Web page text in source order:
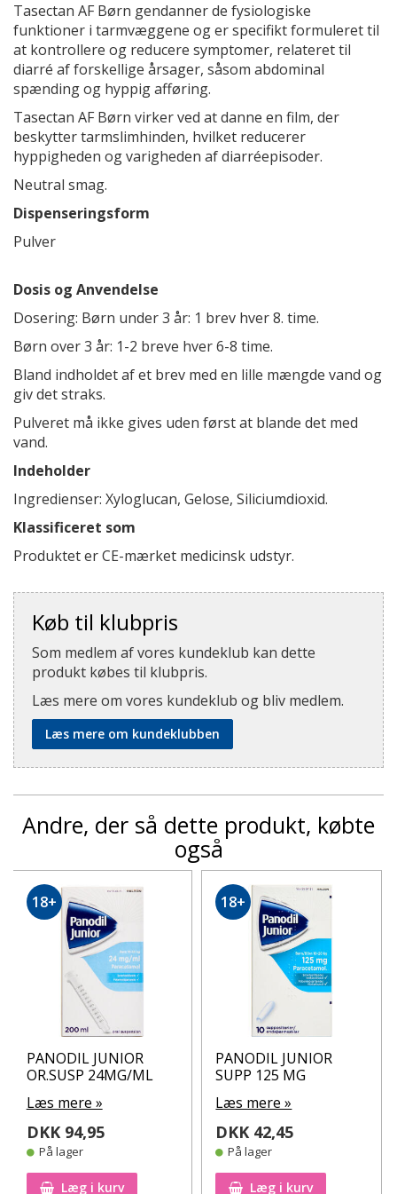
Tasectan AF Børn gendanner de fysiologiske
funktioner i tarmvæggene og er specifikt formuleret til
at kontrollere og reducere symptomer, relateret til
diarré af forskellige årsager, såsom abdominal
spænding og hyppig afføring.
Tasectan AF Børn virker ved at danne en film, der
beskytter tarmslimhinden, hvilket reducerer
hyppigheden og varigheden af diarréepisoder.
Neutral smag.
Dispenseringsform
Pulver
Dosis og Anvendelse
Dosering: Børn under 3 år: 1 brev hver 8. time.
Børn over 3 år: 1-2 breve hver 6-8 time.
Bland indholdet af et brev med en lille mængde vand og
giv det straks.
Pulveret må ikke gives uden først at blande det med
vand.
Indeholder
Ingredienser: Xyloglucan, Gelose, Siliciumdioxid.
Klassificeret som
Produktet er CE-mærket medicinsk udstyr.
Køb til klubpris
Som medlem af vores kundeklub kan dette
produkt købes til klubpris.
Læs mere om vores kundeklub og bliv medlem.
Læs mere om kundeklubben
Andre, der så dette produkt, købte
også
18+
PANODIL JUNIOR
OR.SUSP 24MG/ML
Læs mere »
DKK 94,95
På lager
Læg i kurv
18+
PANODIL JUNIOR
SUPP 125 MG
Læs mere »
DKK 42,45
På lager
Læg i kurv